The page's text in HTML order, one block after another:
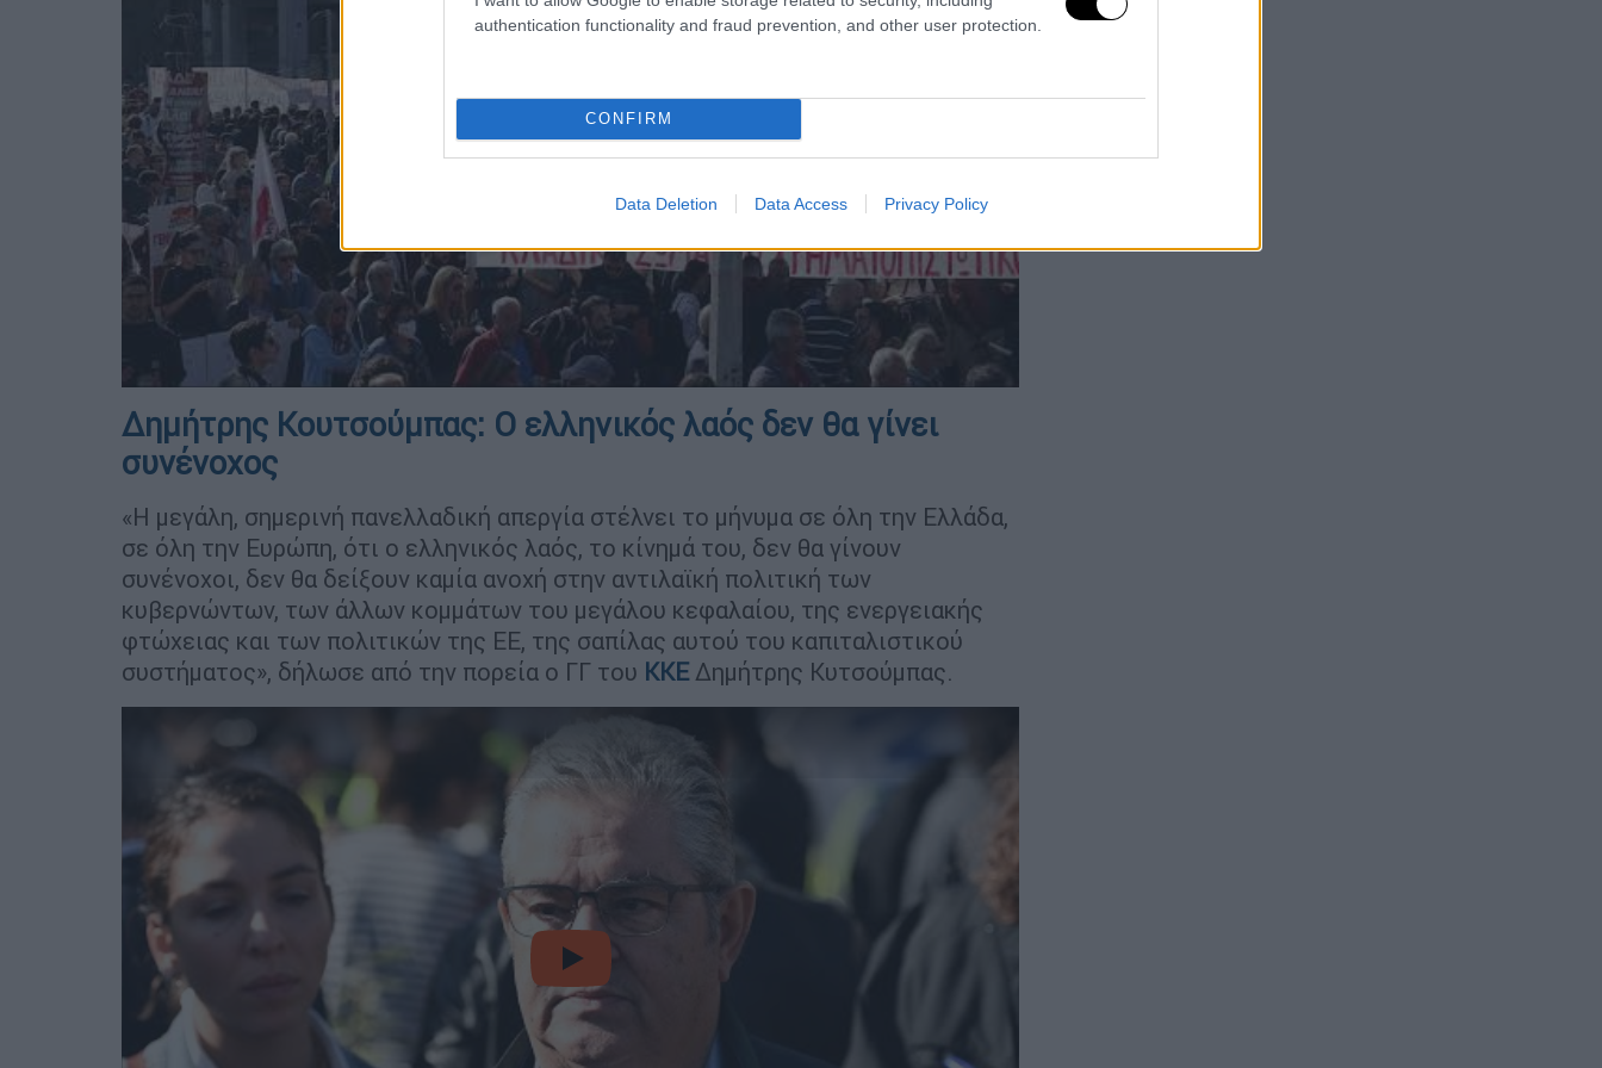
authentication functionality and fraud prevention, and other user protection.
CONFIRM
Data Deletion Data Access Privacy Policy
video
Δημήτρης Κουτσούμπας: Ο ελληνικός λαός δεν θα γίνει
συνένοχος
«Η μεγάλη, σημερινή πανελλαδική απεργία στέλνει το μήνυμα σε όλη την Ελλάδα,
σε όλη την Ευρώπη, ότι ο ελληνικός λαός, το κίνημά του, δεν θα γίνουν
συνένοχοι, δεν θα δείξουν καμία ανοχή στην αντιλαϊκή πολιτική των
κυβερνώντων, των άλλων κομμάτων του μεγάλου κεφαλαίου, της ενεργειακής
φτώχειας και των πολιτικών της ΕΕ, της σαπίλας αυτού του καπιταλιστικού
συστήματος», δήλωσε από την πορεία ο ΓΓ του ΚΚΕ Δημήτρης Κυτσούμπας.
video